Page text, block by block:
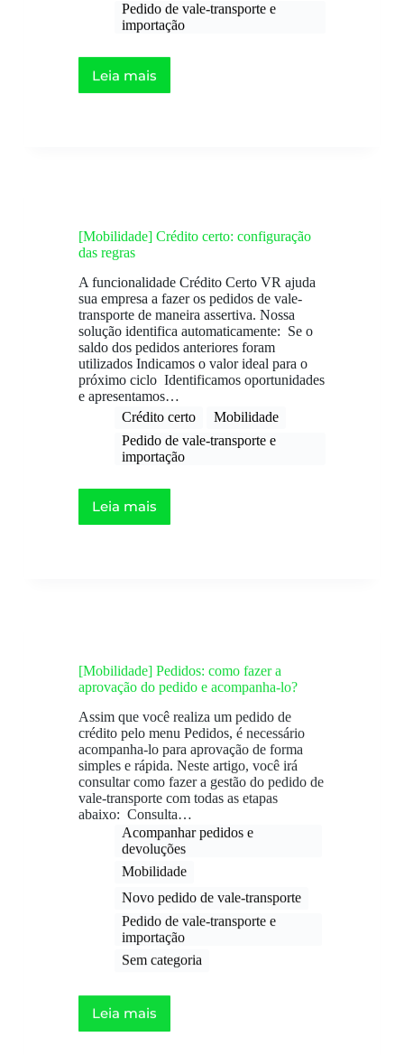
Pedido de vale-transporte e
importação
Leia mais
[Mobilidade] Crédito certo: configuração
das regras
A funcionalidade Crédito Certo VR ajuda
sua empresa a fazer os pedidos de vale-
transporte de maneira assertiva. Nossa
solução identifica automaticamente: Se o
saldo dos pedidos anteriores foram
utilizados Indicamos o valor ideal para o
próximo ciclo Identificamos oportunidades
e apresentamos…
Crédito certo​
Mobilidade
Pedido de vale-transporte e
importação
Leia mais
[Mobilidade] Pedidos: como fazer a
aprovação do pedido e acompanha-lo?
Assim que você realiza um pedido de
crédito pelo menu Pedidos, é necessário
acompanha-lo para aprovação de forma
simples e rápida. Neste artigo, você irá
consultar como fazer a gestão do pedido de
vale-transporte com todas as etapas
abaixo: Consulta…
Acompanhar pedidos e
devoluções ​
Mobilidade
Novo pedido ​de vale-transporte
Pedido de vale-transporte e
importação
Sem categoria
Leia mais